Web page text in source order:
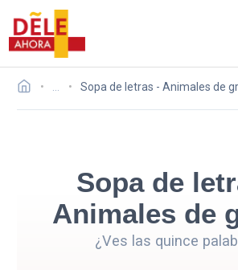
Sopa de letras - Animales de
Sopa de
Animales de
¿Ves las quince